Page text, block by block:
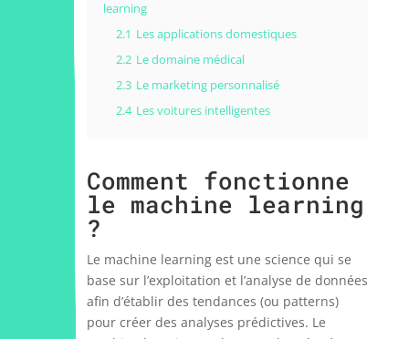
learning
2.1 Les applications domestiques
2.2 Le domaine médical
2.3 Le marketing personnalisé
2.4 Les voitures intelligentes
Comment fonctionne
le machine learning
?
Le machine learning est une science qui se
base sur l’exploitation et l’analyse de données
afin d’établir des tendances (ou patterns)
pour créer des analyses prédictives. Le